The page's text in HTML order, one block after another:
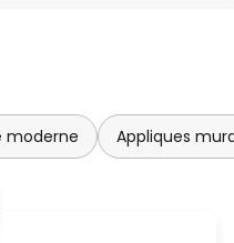
moderne Appliques